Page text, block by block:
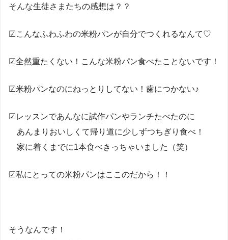
そんな生徒さまたちの感想は？？
☑こんなふわふわの米粉パンが自分でつくれるなんて♡
☑全然重たくない！こんな米粉パン食べたことないです！
☑米粉パンなのにねっとりしてない！歯につかない♪
☑レッスンであんなに試作パンやランチたべたのに
あんまりおいしくて帰り道に少しずつちぎり食べ！
家に着くまでに1本食べきっちゃいました（笑）
☑私にとっての米粉パンはここのだから！！
そうなんです！